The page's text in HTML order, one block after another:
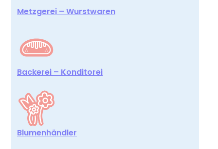
Metzgerei – Wurstwaren
Backerei – Konditorei
Blumenhändler